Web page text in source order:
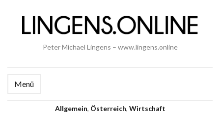
Peter Michael Lingens – www.lingens.online
Menü
Allgemein, Österreich, Wirtschaft